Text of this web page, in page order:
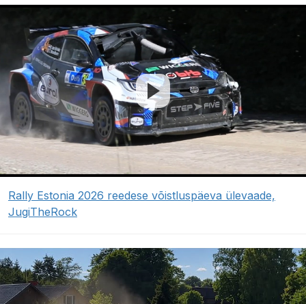
Rally Estonia 2026 reedese võistluspäeva ülevaade,
JugiTheRock